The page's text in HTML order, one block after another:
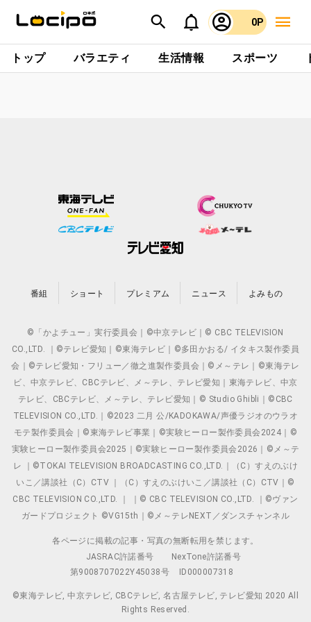
0P
トップ バラエティ 生活情報 スポーツ
番組 ショート プレミアム ニュース よみもの
©「かよチュー」実行委員会｜©中京テレビ｜© CBC TELEVISION
CO.,LTD. ｜©テレビ愛知｜©東海テレビ｜©多田かおる/ イタキス製作委員
会｜©テレビ愛知・フリュー／徹之進製作委員会｜©メ～テレ｜©東海テレ
ビ、中京テレビ、CBCテレビ、メ～テレ、テレビ愛知｜東海テレビ、中京
テレビ、CBCテレビ、メ～テレ、テレビ愛知｜© Studio Ghibli｜©CBC
TELEVISION CO.,LTD.｜©2023 二月 公/KADOKAWA/声優ラジオのウラオ
モテ製作委員会｜©東海テレビ事業｜©実験ヒーロー製作委員会2024｜©
実験ヒーロー製作委員会2025｜©実験ヒーロー製作委員会2026｜©メ～テ
レ ｜©TOKAI TELEVISION BROADCASTING CO.,LTD.｜（C）すえのぶけ
いこ／講談社（C）CTV ｜（C）すえのぶけいこ／講談社（C）CTV｜©
CBC TELEVISION CO.,LTD. ｜ ｜© CBC TELEVISION CO.,LTD. ｜©ヴァン
ガードプロジェクト ©VG15th｜©メ～テレNEXT／ダンスチャンネル
各ページに掲載の記事・写真の無断転用を禁じます。
JASRAC許諾番号
NexTone許諾番号
第9008707022Y45038号
ID000007318
©東海テレビ, 中京テレビ, CBCテレビ, 名古屋テレビ, テレビ愛知 2020 All
Rights Reserved.